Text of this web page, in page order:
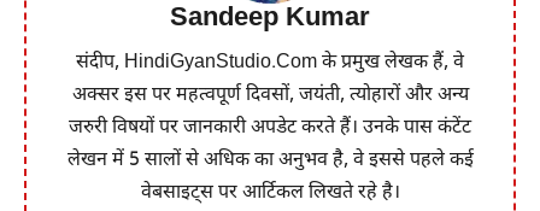
Sandeep Kumar
संदीप, HindiGyanStudio.Com के प्रमुख लेखक हैं, वे
अक्सर इस पर महत्वपूर्ण दिवसों, जयंती, त्योहारों और अन्य
जरुरी विषयों पर जानकारी अपडेट करते हैं। उनके पास कंटेंट
लेखन में 5 सालों से अधिक का अनुभव है, वे इससे पहले कई
वेबसाइट्स पर आर्टिकल लिखते रहे है।